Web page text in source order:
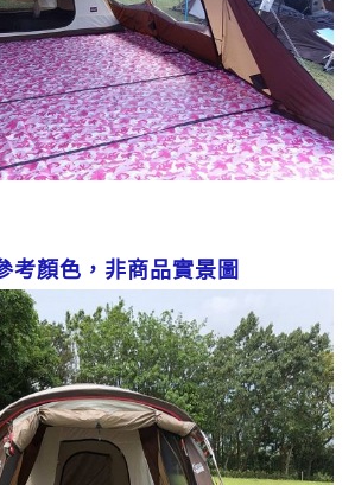
考顏色，非商品實景圖